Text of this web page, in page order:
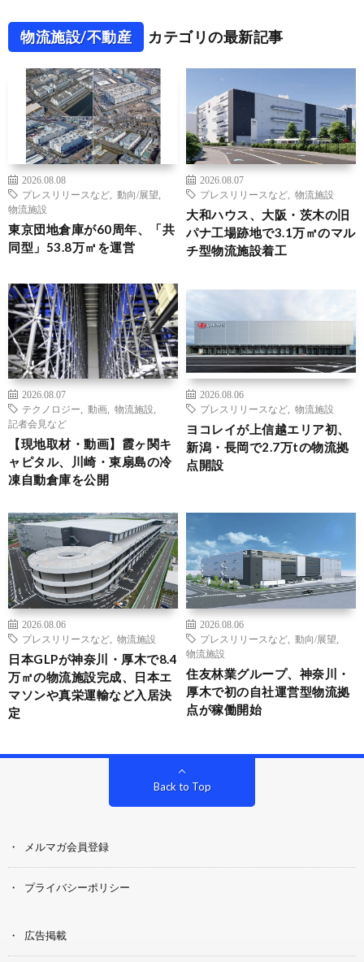
物流施設/不動産 カテゴリの最新記事
2026.08.08
プレスリリースなど
動向/展望
物流施設
東京団地倉庫が60周年、「共
同型」53.8万㎡を運営
2026.08.07
プレスリリースなど
物流施設
大和ハウス、大阪・茨木の旧
パナ工場跡地で3.1万㎡のマル
チ型物流施設着工
2026.08.07
テクノロジー
動画 物流施設
記者会見など
【現地取材・動画】霞ヶ関キ
ャピタル、川崎・東扇島の冷
凍自動倉庫を公開
2026.08.06
プレスリリースなど
物流施設
ヨコレイが上信越エリア初、
新潟・長岡で2.7万tの物流拠
点開設
2026.08.06
プレスリリースなど
物流施設
日本GLPが神奈川・厚木で8.4
万㎡の物流施設完成、日本エ
マソンや真栄運輸など入居決
定
2026.08.06
プレスリリースなど
動向/展望
物流施設
住友林業グループ、神奈川・
厚木で初の自社運営型物流拠
点が稼働開始
Back to Top
メルマガ会員登録
プライバシーポリシー
広告掲載